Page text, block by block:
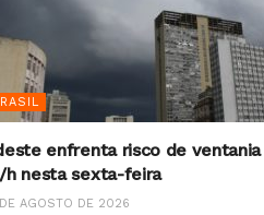
enfrenta risco de ventania
h nesta sexta-feira
AGOSTO DE 2026